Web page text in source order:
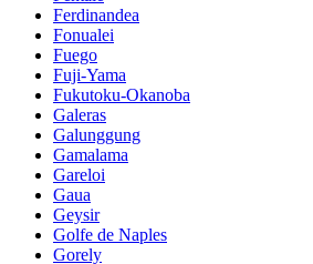
Ferdinandea
Fonualei
Fuego
Fuji-Yama
Fukutoku-Okanoba
Galeras
Galunggung
Gamalama
Gareloi
Gaua
Geysir
Golfe de Naples
Gorely